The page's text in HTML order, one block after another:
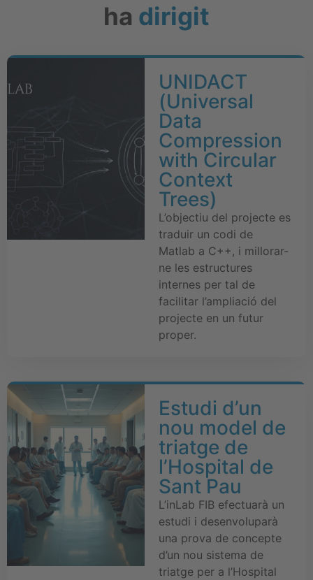
ha dirigit
UNIDACT
(Universal
Data
Compression
with Circular
Context
Trees)
L’objectiu del projecte es
traduir un codi de
Matlab a C++, i millorar-
ne les estructures
internes per tal de
facilitar l’ampliació del
projecte en un futur
proper.
Estudi d’un
nou model de
triatge de
l’Hospital de
Sant Pau
L’inLab FIB efectuarà un
estudi i desenvoluparà
una prova de concepte
d’un nou sistema de
triatge per a l’Hospital